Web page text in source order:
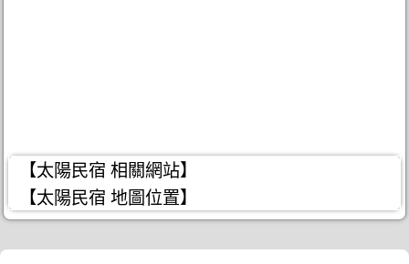
【太陽民宿 相關網站】
【太陽民宿 地圖位置】